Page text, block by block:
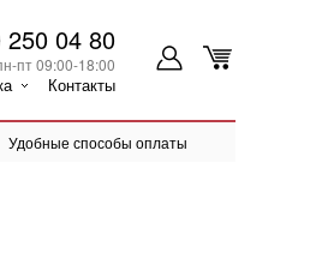
250 04 80
пт 09:00-18:00
Контакты
Удобные способы оплаты